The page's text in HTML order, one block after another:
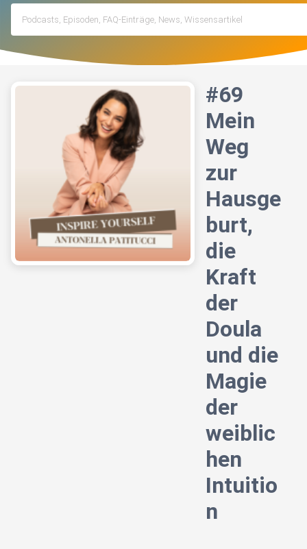
#69
Mein
Weg
zur
Hausge
burt,
die
Kraft
der
Doula
und die
Magie
der
weiblic
hen
Intuitio
n